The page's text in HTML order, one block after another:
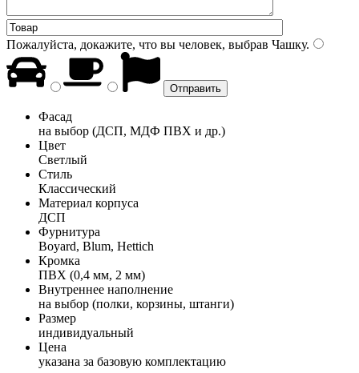
Пожалуйста, докажите, что вы человек, выбрав Чашку.
Фасад
на выбор (ДСП, МДФ ПВХ и др.)
Цвет
Светлый
Стиль
Классический
Материал корпуса
ДСП
Фурнитура
Boyard, Blum, Hettich
Кромка
ПВХ (0,4 мм, 2 мм)
Внутреннее наполнение
на выбор (полки, корзины, штанги)
Размер
индивидуальный
Цена
указана за базовую комплектацию